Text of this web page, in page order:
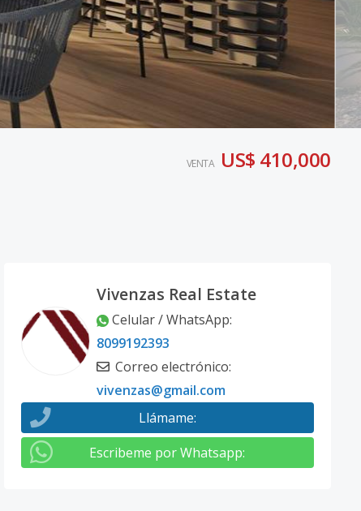
VENTA US$ 410,000
Vivenzas Real Estate
Celular / WhatsApp:
8099192393
Correo electrónico:
vivenzas@gmail.com
Llámame:
Escribeme por Whatsapp: